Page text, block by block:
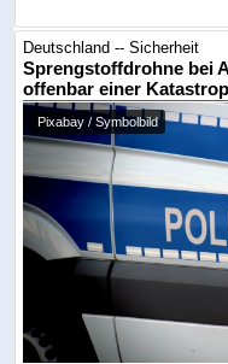
Deutschland -- Sicherheit
Sprengstoffdrohne bei
offenbar einer
Pixabay / Symbolbild